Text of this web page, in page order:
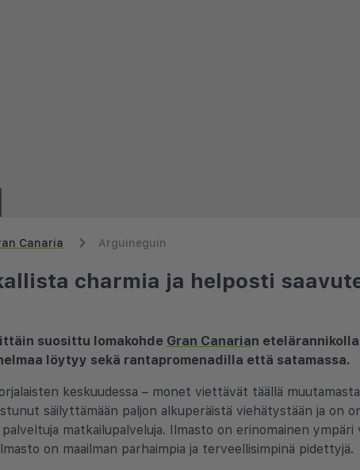
Canaria Arguineguin
charmia ja helposti
suosittu lomakohde Gran Canarian
löytyy sekä rantapromenadilla että satamassa.
keskuudessa – monet viettävät täällä
säilyttämään paljon alkuperäistä viehätystään ja on
matkailupalveluja. Ilmasto on erinomainen ympäri
on maailman parhaimpia ja terveellisimpinä pidettyjä.